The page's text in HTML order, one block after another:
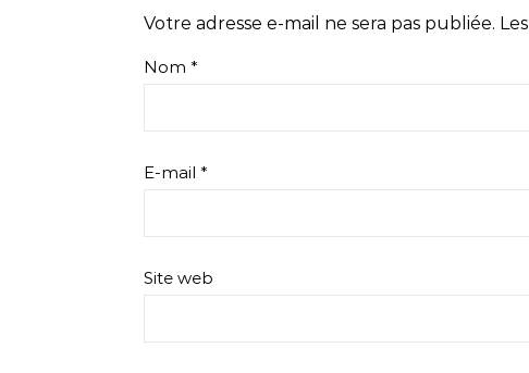
Votre adresse e-mail ne sera pas publiée.
Nom *
E-mail *
Site web